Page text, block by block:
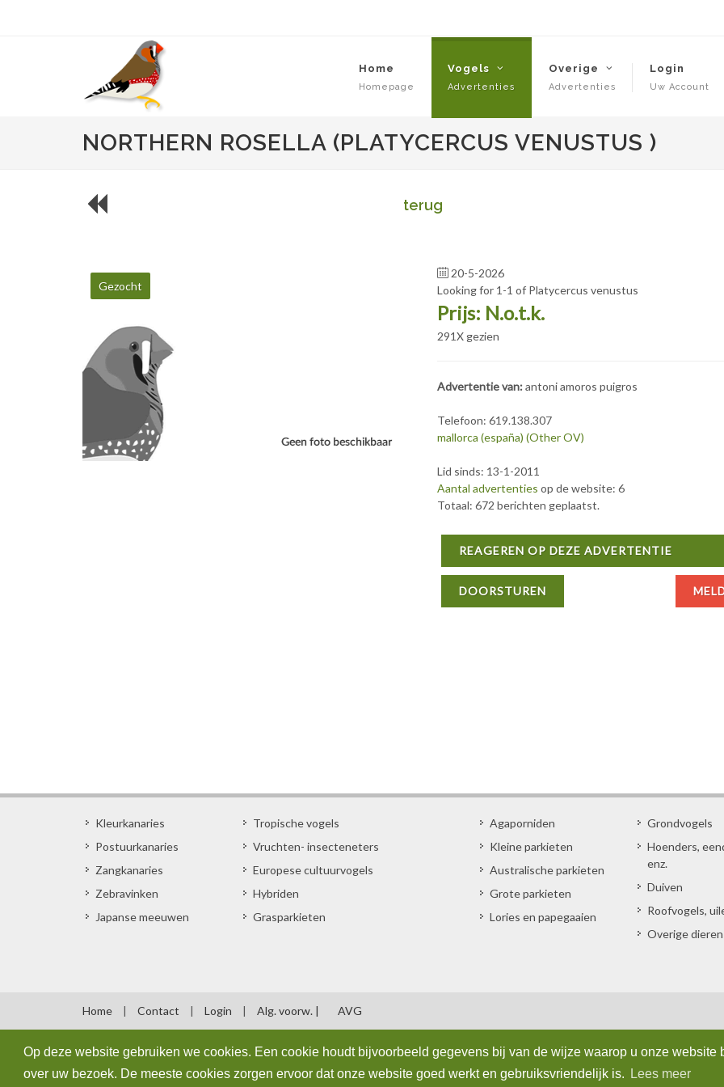
Op deze website gebruiken we cookies. Een cookie houdt bijvoorbeeld gegevens bij van de wijze waarop u onze website
over uw bezoek. De meeste cookies zorgen ervoor dat onze website goed werkt en gebruiksvriendelijk is.
Lees meer
Home
Homepage
Vogels
Advertenties
Overige
Advertenties
Login
Uw Account
NORTHERN ROSELLA (PLATYCERCUS VENUSTUS )
terug
Gezocht
20-5-2026
Looking for 1-1 of Platycercus venustus
Prijs: N.o.t.k.
291X gezien
Advertentie van:antoni amoros puigros
Telefoon: 619.138.307
mallorca (españa) (Other OV)
Lid sinds: 13-1-2011
Aantal advertenties op de website: 6
Totaal: 672 berichten geplaatst.
REAGEREN OP DEZE ADVERTENTIE
DOORSTUREN
Kleurkanaries
Postuurkanaries
Zangkanaries
Zebravinken
Japanse meeuwen
Tropische vogels
Vruchten- insecteneters
Europese cultuurvogels
Hybriden
Grasparkieten
Agaporniden
Kleine parkieten
Australische parkieten
Grote parkieten
Lories en papegaaien
Grondvogels
Hoenders,
enz.
Duiven
Roofvogels,
Overige dieren
Home | Contact | Login | Alg. voorw. | AVG